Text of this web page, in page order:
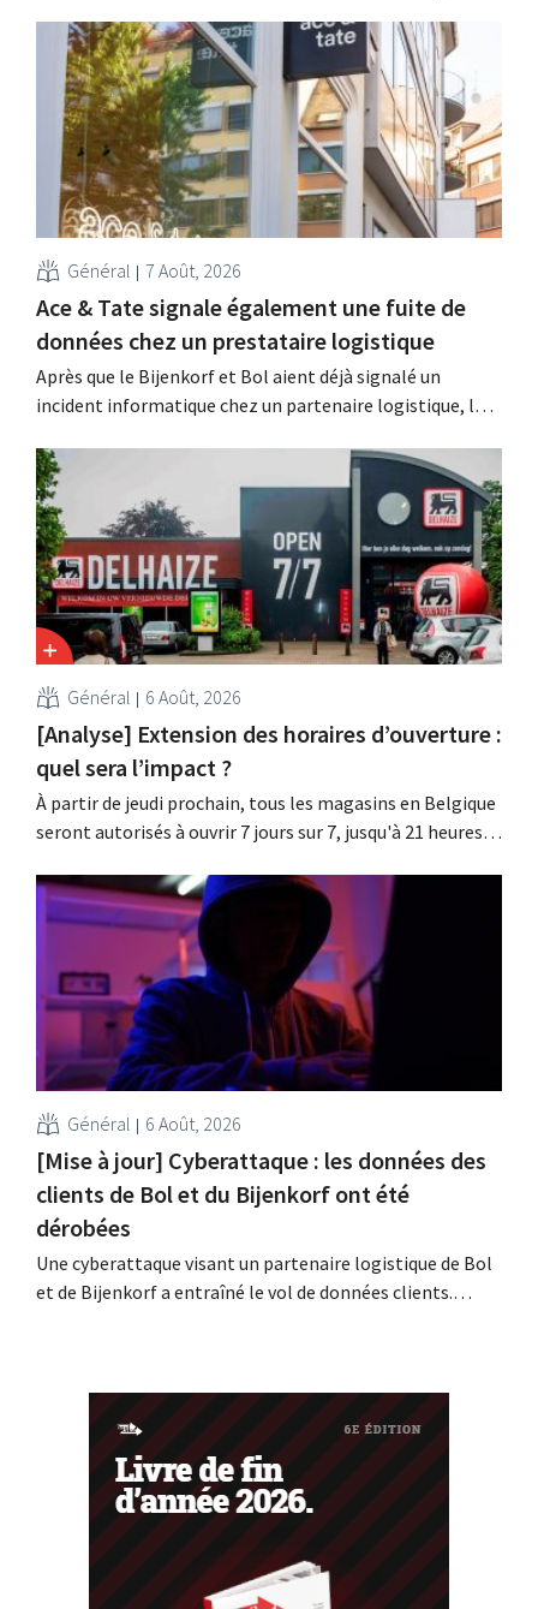
Général 7 Août, 2026
Ace & Tate signale également une fuite de
données chez un prestataire logistique
Après que le Bijenkorf et Bol aient déjà signalé un
incident informatique chez un partenaire logistique, la
clients d'une fuite de données. Les données financières,
les noms d'utilisateur et les mots de passe n'ont pas été
affectés.
Général 6 Août, 2026
[Analyse] Extension des horaires d’ouverture :
quel sera l’impact ?
À partir de jeudi prochain, tous les magasins en Belgique
seront autorisés à ouvrir 7 jours sur 7, jusqu'à 21 heures.
faut. De plus, la législation du travail constitue un
obstacle. Les conditions sont-elles équitables pour tous
Général 6 Août, 2026
[Mise à jour] Cyberattaque : les données des
clients de Bol et du Bijenkorf ont été
dérobées
Une cyberattaque visant un partenaire logistique de Bol
et de Bijenkorf a entraîné le vol de données clients.